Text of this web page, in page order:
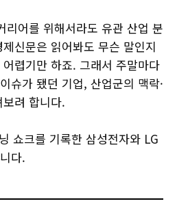
리어를 위해서라도 유관 산업 분
신문은 읽어봐도 무슨 말인지
렵기만 하죠. 그래서 주말마다
슈가 됐던 기업, 산업군의 맥락·
려 합니다.
쇼크를 기록한 삼성전자와 LG
다.